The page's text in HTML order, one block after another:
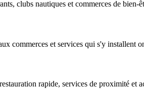
clubs nautiques et commerces de
commerces et services qui s'y installent
rapide, services de proximité